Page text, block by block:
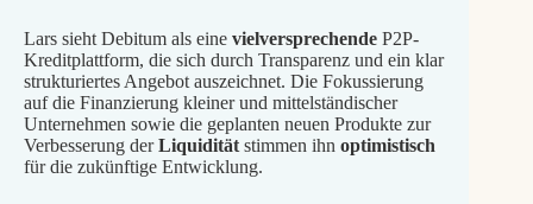
Lars sieht Debitum als eine vielversprechendeP2P-
Kreditplattform, die sich durch Transparenz und ein klar
strukturiertes Angebot auszeichnet. Die Fokussierung
auf die Finanzierung kleiner und mittelständischer
Unternehmen sowie die geplanten neuen Produkte zur
Verbesserung derLiquiditätstimmen ihn optimistisch
für die zukünftige Entwicklung.